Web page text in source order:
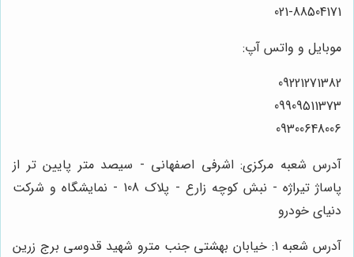
021-88504171
موبایل و واتس آپ:
09221271382
09909511373
09300648006
آدرس شعبه مرکزی: اشرفی اصفهانی - سیصد متر پایین تر از
پاساژ تیراژه - نبش کوچه زارع - پلاک 108 - نمایشگاه و شرکت
دنیای خودرو
آدرس شعبه 1: خیابان بهشتی جنب مترو شهید قدوسی برج زرین